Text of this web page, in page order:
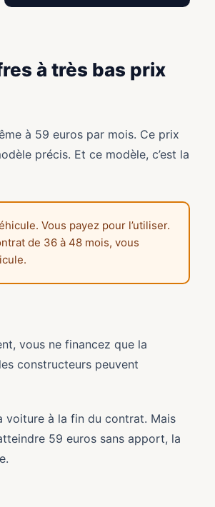
à très bas prix
à 59 euros par mois. Ce prix
précis. Et ce modèle, c’est la
Vous payez pour l’utiliser.
de 36 à 48 mois, vous
vous ne financez que la
constructeurs peuvent
voiture à la fin du contrat. Mais
59 euros sans apport, la